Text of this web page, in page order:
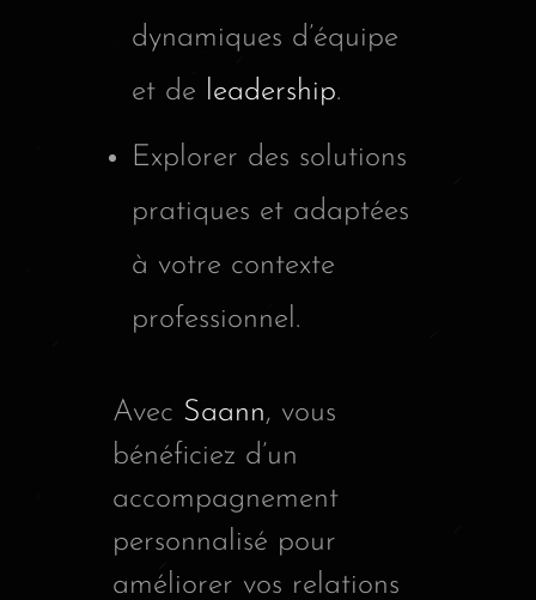
dynamiques d’équipe
et de leadership.
Explorer des solutions
pratiques et adaptées
à votre contexte
professionnel.
Avec Saann, vous
bénéficiez d’un
accompagnement
personnalisé pour
améliorer vos relations